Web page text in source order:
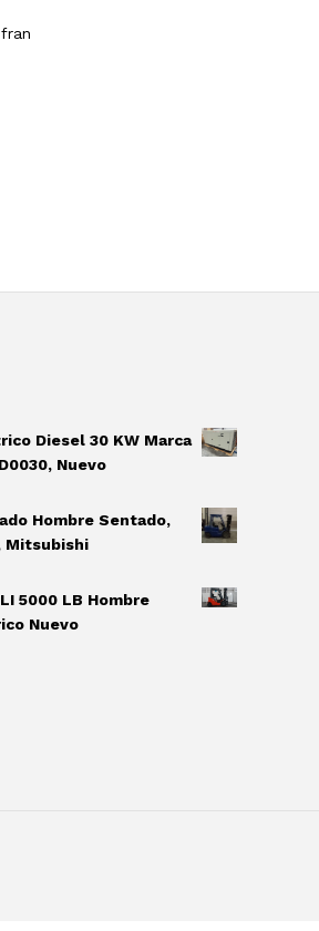
fran
Diesel 30 KW Marca
Nuevo
Hombre Sentado,
Mitsubishi
5000 LB Hombre
Nuevo